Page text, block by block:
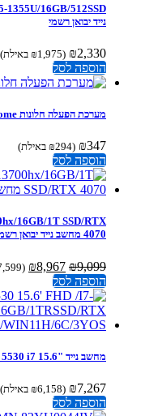
נייד יבואן רשמי
₪2,330
(
₪1,975 באילת)
הוספה לסל
מערכת הפעלה חלונות Microsoft Windows 11 Home
₪
(
₪ 294 באילת)
הוספה לסל
16GB/1T SSD/RTX
4070 מחשב נייד יבואן רשמי
₪9,099
המחיר
המקורי
היה:
₪9,099.
₪8,967 המחיר
הוא:
₪8,967.
(
₪7,599
הוספה לסל
מחשב נייד "15.6 DELL Gaming G15 5530 i7
₪7,267
(
₪6,158 באילת)
הוספה לסל